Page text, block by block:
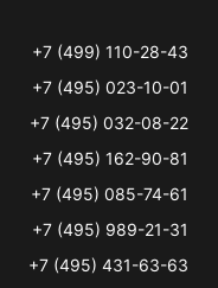
+7 (499) 110-28-43
+7 (495) 023-10-01
+7 (495) 032-08-22
+7 (495) 162-90-81
+7 (495) 085-74-61
+7 (495) 989-21-31
+7 (495) 431-63-63